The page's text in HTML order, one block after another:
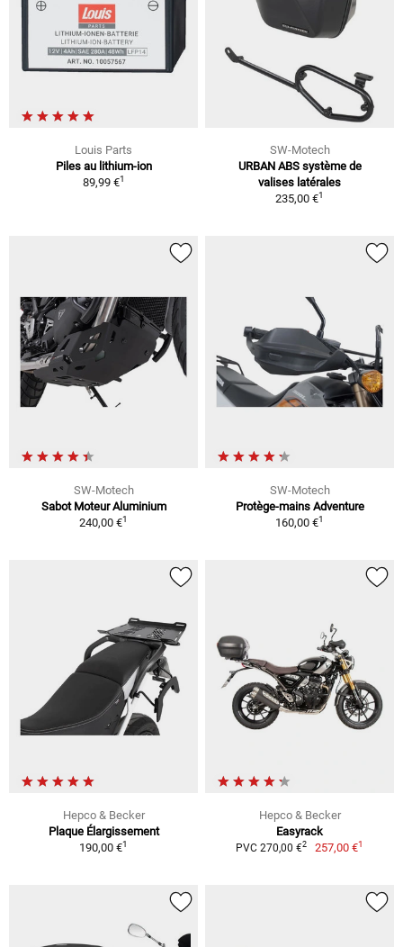
Louis Parts
Piles au lithium-ion
89,99 €1
SW-Motech
URBAN ABS système de
valises latérales
235,00 €1
SW-Motech
Sabot Moteur Aluminium
240,00 €1
SW-Motech
Protège-mains Adventure
160,00 €1
Hepco & Becker
Plaque Élargissement
190,00 €1
Hepco & Becker
Easyrack
PVC 270,00 €2 257,00 €1